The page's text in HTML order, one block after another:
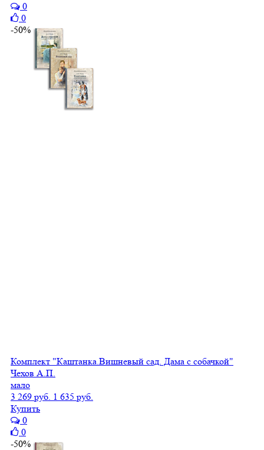
0
0
-50%
Комплект "Каштанка.Вишневый сад. Дама с собачкой"
Чехов А.П.
мало
3 269 руб. 1 635 руб.
Купить
0
0
-50%